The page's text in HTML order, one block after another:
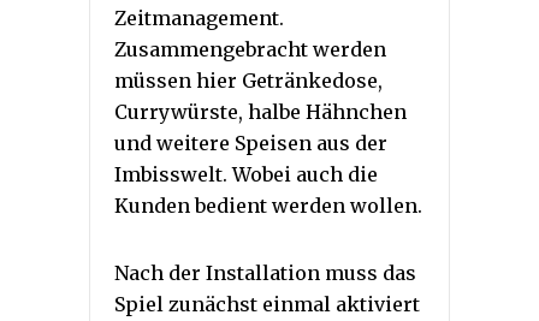
Zeitmanagement.
Zusammengebracht werden
müssen hier Getränkedose,
Currywürste, halbe Hähnchen
und weitere Speisen aus der
Imbisswelt. Wobei auch die
Kunden bedient werden wollen.
Nach der Installation muss das
Spiel zunächst einmal aktiviert